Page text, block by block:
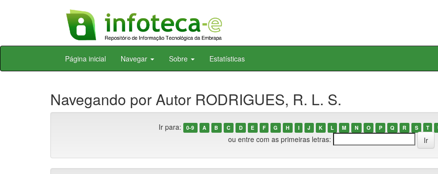
Skip
Página inicial Navegar Sobre Estatísticas
Navegando por Autor RODRIGUES, R. L. S.
Ir para: 0-9 A B C D E F G H I J K L M N O P Q R S T
ou entre com as primeiras letras: